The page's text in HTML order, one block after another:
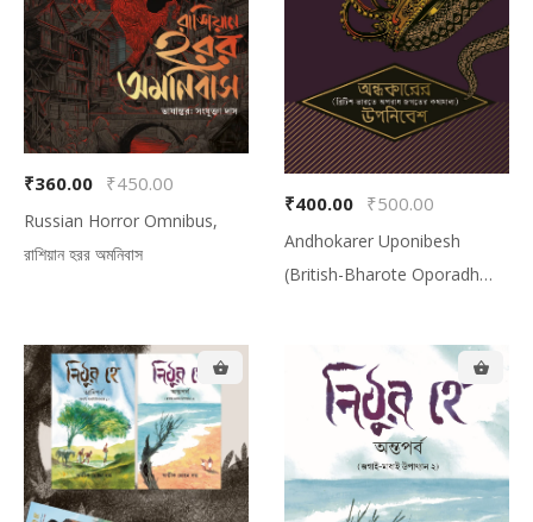
₹360.00 ₹450.00
Russian Horror Omnibus,
রাশিয়ান হরর অমনিবাস
₹400.00 ₹500.00
Andhokarer Uponibesh
(British-Bharote Oporadh
উপনিবেশ (ব্রিটিশ-ভারতে অপরাধ জগতের
কথামালা)
Your cart is empty!
Looks like you haven't made your menu